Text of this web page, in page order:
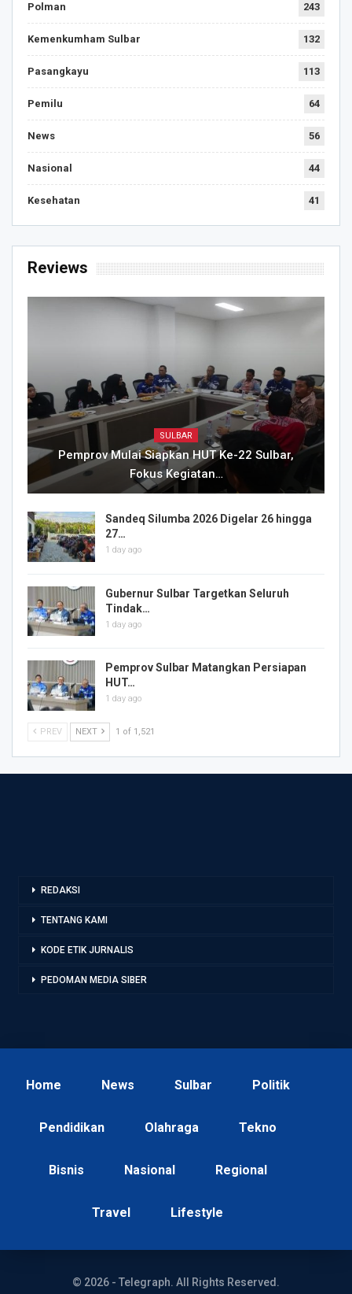
Polman 243
Kemenkumham Sulbar 132
Pasangkayu 113
Pemilu 64
News 56
Nasional 44
Kesehatan 41
Reviews
SULBAR
Pemprov Mulai Siapkan HUT Ke-22 Sulbar,
Fokus Kegiatan…
Sandeq Silumba 2026 Digelar 26 hingga
27…
1 day ago
Gubernur Sulbar Targetkan Seluruh
Tindak…
1 day ago
Pemprov Sulbar Matangkan Persiapan
HUT…
1 day ago
PREV NEXT 1 of 1,521
REDAKSI
TENTANG KAMI
KODE ETIK JURNALIS
PEDOMAN MEDIA SIBER
Home News Sulbar Politik
Pendidikan Olahraga Tekno
Bisnis Nasional Regional
Travel Lifestyle
© 2026 - Telegraph. All Rights Reserved.